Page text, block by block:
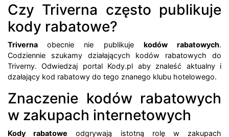
Czy Triverna często publikuje
kody rabatowe?
Trivernaobecnie nie publikuje kodów rabatowych.
Codziennie szukamy działających kodów rabatowych do
Triverny. Odwiedzaj portal Kody.pl aby znaleść aktualny i
dzałający kod rabatowy do tego znanego klubu hotelowego.
Znaczenie kodów rabatowych
w zakupach internetowych
Kody rabatowe odgrywają istotną rolę w zakupach